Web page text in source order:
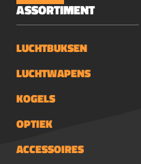
ASSORTIMENT
LUCHTBUKSEN
LUCHTWAPENS
KOGELS
OPTIEK
ACCESSOIRES